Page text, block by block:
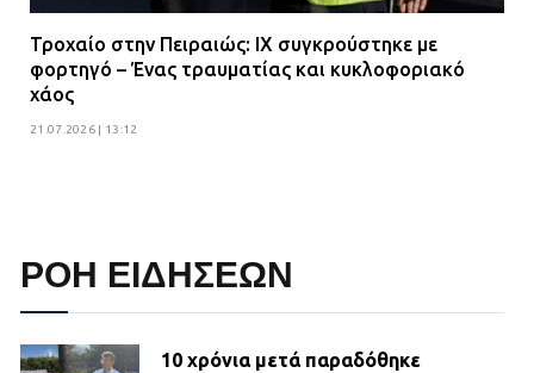
Τροχαίο στην Πειραιώς: ΙΧ συγκρούστηκε με
φορτηγό – Ένας τραυματίας και κυκλοφοριακό
χάος
21.07.2026 | 13:12
ΡΟΗ ΕΙΔΗΣΕΩΝ
10 χρόνια μετά παραδόθηκε